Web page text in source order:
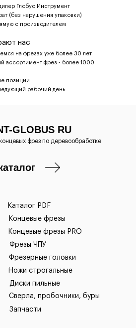
нас
на фрезах уже более 30 лет
ассортимент фрез - более 1000
позиции
рабочий день
Глобус Инструмент
(без нарушения упаковки)
с производителем
Концевые фрезы
Каталог PDF
Концевые фрезы PRO
Фрезы ЧПУ
Фрезерные головки
Ножи строгальные
Диски пильные
Сверла, пробочники, буры
Запчасти
GLOBUS RU
фрез по деревообработке